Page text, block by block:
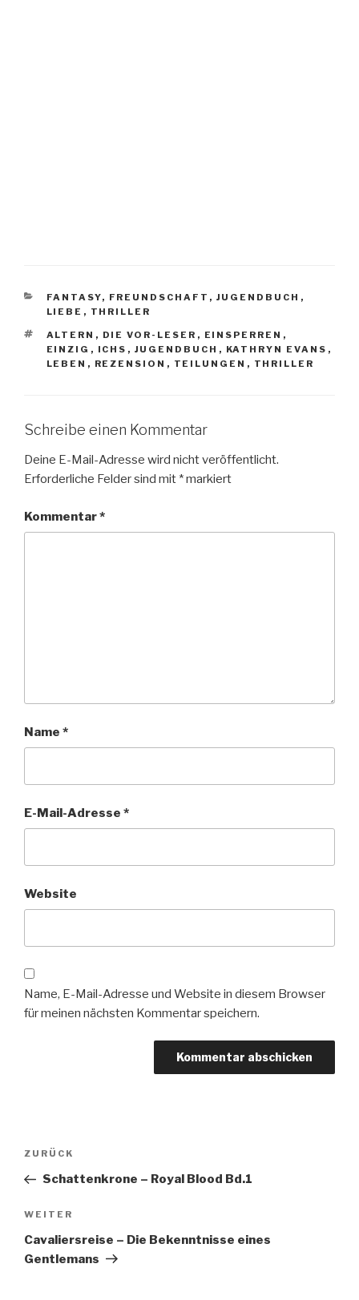
KATEGORIEN
FANTASY, FREUNDSCHAFT , JUGENDBUCH ,
LIEBE , THRILLER
SCHLAGWÖRTER
ALTERN , DIE VOR-LESER , EINSPERREN ,
EINZIG , ICHS , JUGENDBUCH , KATHRYN EVANS ,
LEBEN , REZENSION , TEILUNGEN , THRILLER
Schreibe einen Kommentar
Deine E-Mail-Adresse wird nicht veröffentlicht.
Erforderliche Felder sind mit *markiert
Kommentar*
Name *
E-Mail-Adresse *
Website
Name, E-Mail-Adresse und Website in diesem Browser
für meinen nächsten Kommentar speichern.
Beitragsnavigation
Vorheriger
Beitrag
ZURÜCK
Schattenkrone – Royal Blood Bd.1
Nächster
Beitrag
WEITER
Cavaliersreise – Die Bekenntnisse eines
Gentlemans